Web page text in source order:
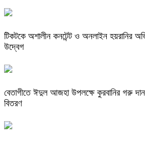
টিকটকে অশালীন কনটেন্ট ও অনলাইন হয়রানির
উদ্বেগ
বেতাগীতে ঈদুল আজহা উপলক্ষে কুরবানির গরু
বিতরণ